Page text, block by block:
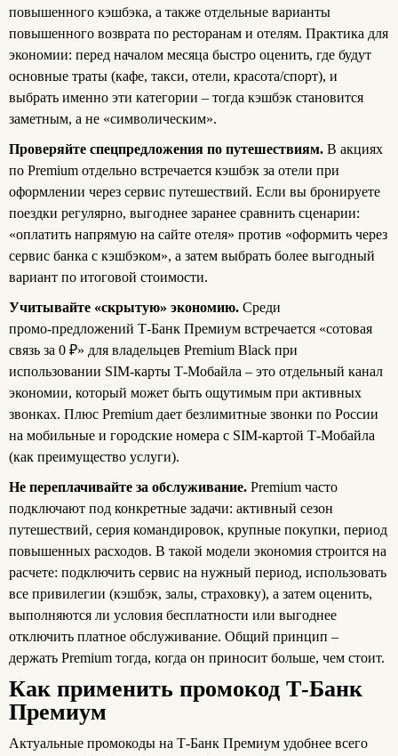
повышенного кэшбэка, а также отдельные варианты
повышенного возврата по ресторанам и отелям. Практика для
экономии: перед началом месяца быстро оценить, где будут
основные траты (кафе, такси, отели, красота/спорт), и
выбрать именно эти категории – тогда кэшбэк становится
заметным, а не «символическим».
Проверяйте спецпредложения по путешествиям. В акциях
по Premium отдельно встречается кэшбэк за отели при
оформлении через сервис путешествий. Если вы бронируете
поездки регулярно, выгоднее заранее сравнить сценарии:
«оплатить напрямую на сайте отеля» против «оформить через
сервис банка с кэшбэком», а затем выбрать более выгодный
вариант по итоговой стоимости.
Учитывайте «скрытую» экономию. Среди
промо‑предложений Т-Банк Премиум встречается «сотовая
связь за 0 ₽» для владельцев Premium Black при
использовании SIM‑карты Т‑Мобайла – это отдельный канал
экономии, который может быть ощутимым при активных
звонках. Плюс Premium дает безлимитные звонки по России
на мобильные и городские номера с SIM‑картой Т‑Мобайла
(как преимущество услуги).
Не переплачивайте за обслуживание. Premium часто
подключают под конкретные задачи: активный сезон
путешествий, серия командировок, крупные покупки, период
повышенных расходов. В такой модели экономия строится на
расчете: подключить сервис на нужный период, использовать
все привилегии (кэшбэк, залы, страховку), а затем оценить,
выполняются ли условия бесплатности или выгоднее
отключить платное обслуживание. Общий принцип –
держать Premium тогда, когда он приносит больше, чем стоит.
Как применить промокод Т-Банк
Премиум
Актуальные промокоды на Т‑Банк Премиум удобнее всего